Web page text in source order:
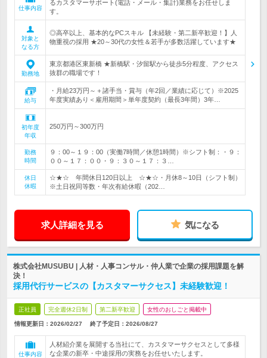
仕事内容
るカスタマーサポート(電話・メール・集計)業務をお任せしま
す。
対象と
なる方
◎高卒以上、基本的なPCスキル 【未経験・第二新卒歓迎！】人
物重視の採用 ★20～30代の女性＆若手が多数活躍しています★
勤務地
東京都港区東新橋 ★新橋駅・汐留駅から徒歩5分程度、アクセス
抜群の職場です！
給与
・月給23万円～＋諸手当・賞与（年2回／業績に応じて）※2025
年度実績あり＜雇用期間＞単年度契約（最長3年間）3年…
初年度
年収
250万円～300万円
勤務
時間
９：00～１９：00（実働7時間／休憩1時間）※シフト制：・９：
００～１７：００・９：３０～１７：３…
休日
休暇
☆★☆ 年間休日120日以上 ☆★☆・月休8～10日（シフト制）
※土日祝同等数・年次有給休暇（202…
求人詳細を見る 気になる
株式会社MUSUBU | 人材・人事コンサル・仲人業で企業の採用課題を解
決！
採用代行サービスの【カスタマーサクセス】未経験歓迎！
正社員 完全週休2日制 第二新卒歓迎 女性のおしごと掲載中
情報更新日：2026/02/27 終了予定日： 2026/08/27
仕事内容
人材紹介業を展開する当社にて、カスタマーサクセスとして多様
な企業の新卒・中途採用の実務をお任せいたします。